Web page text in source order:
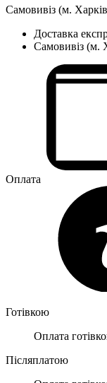
Самовивіз (м.
Доставка
Самовивіз (м.
Оплата
Готівкою
Оплата
Післяплатою